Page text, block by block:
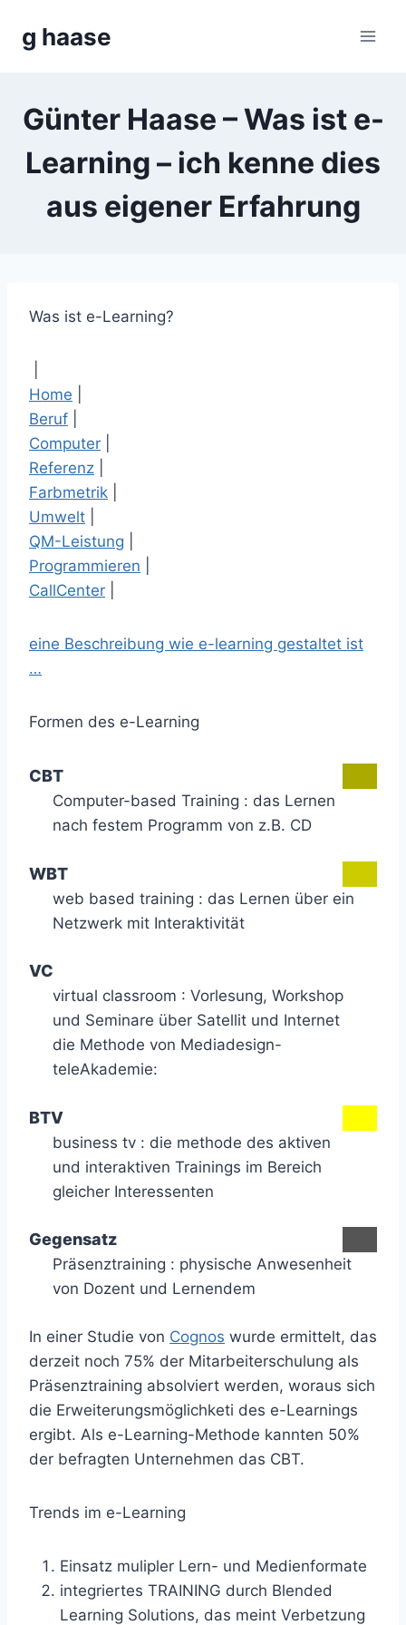
Inhaltg haase
Günter Haase – Was ist e-
Learning – ich kenne dies
aus eigener Erfahrung
Was ist e-Learning?
Home
Beruf
Computer
Referenz
Farbmetrik
Umwelt
QM-Leistung
Programmieren
CallCenter
eine Beschreibung wie e-learning gestaltet ist
…
Formen des e-Learning
CBT
Computer-based Training : das Lernen
nach festem Programm von z.B. CD
WBT
web based training : das Lernen über ein
Netzwerk mit Interaktivität
VC
virtual classroom : Vorlesung, Workshop
und Seminare über Satellit und Internet
die Methode von Mediadesign-
teleAkademie:
BTV
business tv : die methode des aktiven
und interaktiven Trainings im Bereich
gleicher Interessenten
Gegensatz
Präsenztraining : physische Anwesenheit
von Dozent und Lernendem
In einer Studie von Cognos wurde ermittelt, das
derzeit noch 75% der Mitarbeiterschulung als
Präsenztraining absolviert werden, woraus sich
die Erweiterungsmöglichketi des e-Learnings
ergibt. Als e-Learning-Methode kannten 50%
der befragten Unternehmen das CBT.
Trends im e-Learning
Einsatz mulipler Lern- und Medienformate
integriertes TRAINING durch Blended
Learning Solutions, das meint Verbetzung